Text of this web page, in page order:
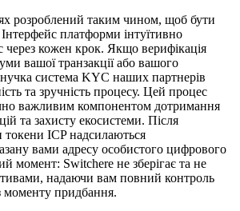
розроблений таким чином, щоб бути
платформи інтуїтивно
через кожен крок. Якщо верифікація
вашої транзакції або вашого
система KYC наших партнерів
та зручність процесу. Цей процес
важливим компонентом дотримання
та захисту екосистеми. Після
ICP надсилаються
вами адресу особистого цифрового
момент: Switchere не зберігає та не
надаючи вам повний контроль
моменту придбання.